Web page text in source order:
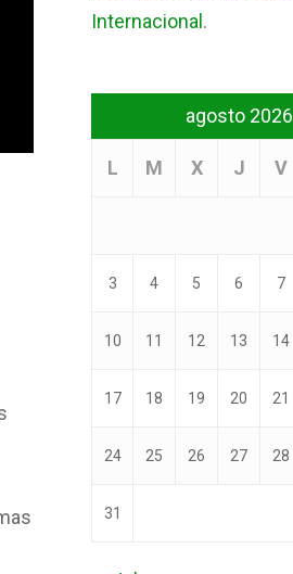
Internacional .
agosto 2026
L M X J V
3 4 5 6 7
10 11 12 13 14
17 18 19 20 21
24 25 26 27 28
31